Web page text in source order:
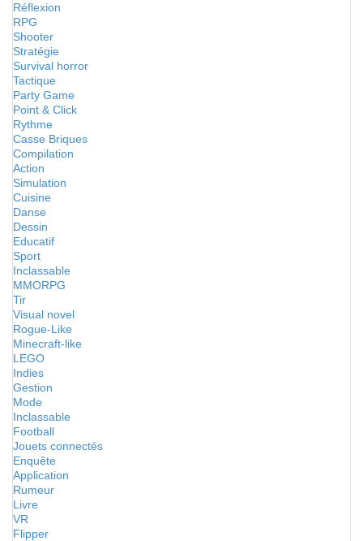
Réflexion
RPG
Shooter
Stratégie
Survival horror
Tactique
Party Game
Point & Click
Rythme
Casse Briques
Compilation
Action
Simulation
Cuisine
Danse
Dessin
Educatif
Sport
Inclassable
MMORPG
Tir
Visual novel
Rogue-Like
Minecraft-like
LEGO
Indies
Gestion
Mode
Inclassable
Football
Jouets connectés
Enquête
Application
Rumeur
Livre
VR
Flipper